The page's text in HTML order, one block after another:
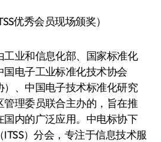
优秀会员现场颁奖）
业和信息化部、国家标准化
电子工业标准化技术协会
）、中国电子技术标准化研究
管理委员联合主办的，旨在推
内的广泛应用。中电标协下
）分会，专注于信息技术服